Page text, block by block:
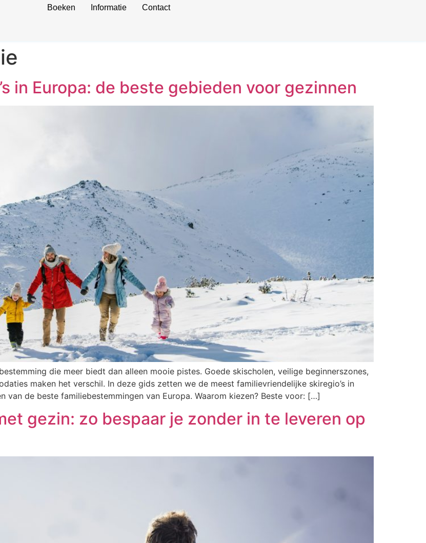
Boeken Informatie Contact
in Europa: de beste gebieden voor gezinnen
die meer biedt dan alleen mooie pistes. Goede skischolen, veilige beginnerszones,
maken het verschil. In deze gids zetten we de meest familievriendelijke skiregio’s in
van de beste familiebestemmingen van Europa. Waarom kiezen? Beste voor: […]
gezin: zo bespaar je zonder in te leveren op